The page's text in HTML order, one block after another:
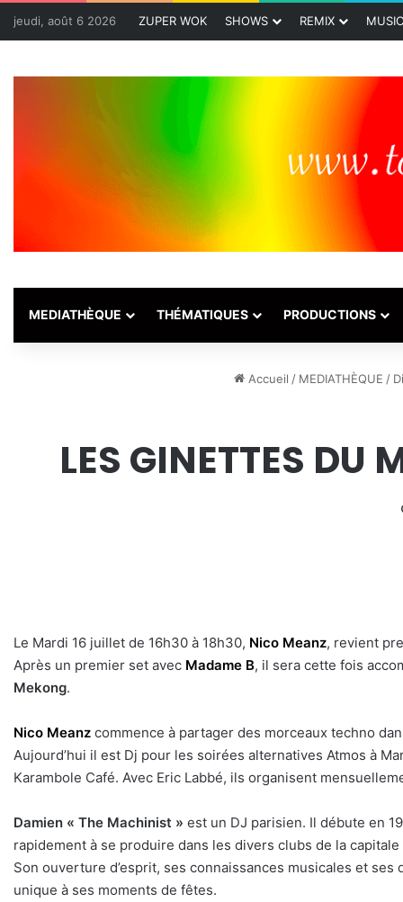
jeudi, août 6 2026 ZUPER WOK SHOWS REMIX MUSIC
MEDIATHÈQUE THÉMATIQUES PRODUCTIONS
Accueil / MEDIATHÈQUE /
LES GINETTES DU
Le Mardi 16 juillet de 16h30 à 18h30, Nico Meanz, revient
Après un premier set avec Madame B, il sera cette fois
Mekong.
Nico Meanz commence à partager des morceaux techno
Aujourd’hui il est Dj pour les soirées alternatives Atmos à
Karambole Café. Avec Eric Labbé, ils organisent
Damien « The Machinist » est un DJ parisien. Il débute en
rapidement à se produire dans les divers clubs de la
Son ouverture d’esprit, ses connaissances musicales et
unique à ses moments de fêtes.